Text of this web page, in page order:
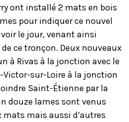
ont installé 2 mats en bois
pour indiquer ce nouvel
le jour, venant ainsi
ce tronçon. Deux nouveaux
à Rivas à la jonction avec le
Victor-sur-Loire à la jonction
Saint-Étienne par la
douze lames sont venus
mais aussi d’autres